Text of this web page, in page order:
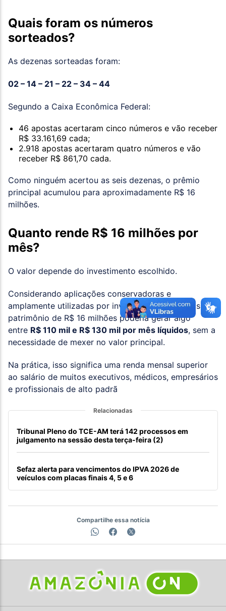
Quais foram os números
sorteados?
As dezenas sorteadas foram:
02 – 14 – 21 – 22 – 34 – 44
Segundo a Caixa Econômica Federal:
46 apostas acertaram cinco números e vão receber
R$ 33.161,69 cada;
2.918 apostas acertaram quatro números e vão
receber R$ 861,70 cada.
Como ninguém acertou as seis dezenas, o prêmio
principal acumulou para aproximadamente R$ 16
milhões.
Quanto rende R$ 16 milhões por
mês?
O valor depende do investimento escolhido.
Considerando aplicações conservadoras e
amplamente utilizadas por investidores brasileiros, um
patrimônio de R$ 16 milhões poderia gerar algo
entre R$ 110 mil e R$ 130 mil por mês líquidos, sem a
necessidade de mexer no valor principal.
Na prática, isso significa uma renda mensal superior
ao salário de muitos executivos, médicos, empresários
e profissionais de alto padrã
Relacionadas
Tribunal Pleno do TCE-AM terá 142 processos em
julgamento na sessão desta terça-feira (2)
Sefaz alerta para vencimentos do IPVA 2026 de
veículos com placas finais 4, 5 e 6
Compartilhe essa notícia